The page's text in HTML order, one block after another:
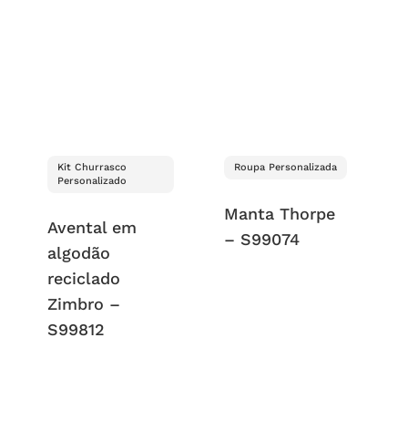
Kit Churrasco
Personalizado
Avental em
algodão
reciclado
Zimbro –
S99812
Roupa Personalizada
Manta Thorpe
– S99074